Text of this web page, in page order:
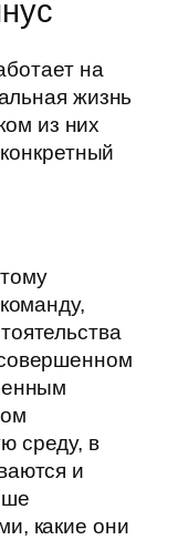
на
жизнь
из них
среду, в
и
какие они